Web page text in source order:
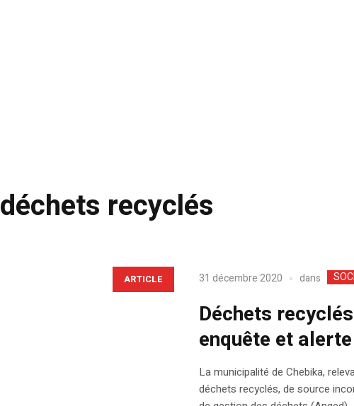
déchets recyclés
ARTICLE 31 décembre 2020 dans
Déchets
enquête et
La municipalité de Chebika,
déchets recyclés, de source